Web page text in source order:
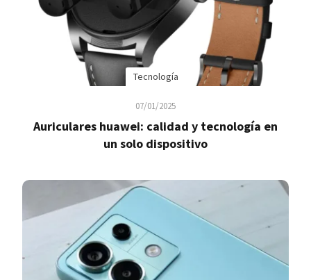
Tecnología
07/01/2025
Auriculares huawei: calidad y tecnología en
un solo dispositivo